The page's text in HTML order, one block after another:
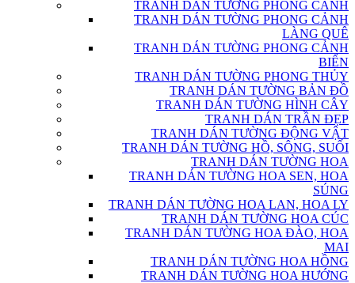
TRANH DÁN TƯỜNG PHONG CẢNH
TRANH DÁN TƯỜNG PHONG CẢNH
LÀNG QUÊ
TRANH DÁN TƯỜNG PHONG CẢNH
BIỂN
TRANH DÁN TƯỜNG PHONG THỦY
TRANH DÁN TƯỜNG BẢN ĐỒ
TRANH DÁN TƯỜNG HÌNH CÂY
TRANH DÁN TRẦN ĐẸP
TRANH DÁN TƯỜNG ĐỘNG VẬT
TRANH DÁN TƯỜNG HỒ, SÔNG, SUỐI
TRANH DÁN TƯỜNG HOA
TRANH DÁN TƯỜNG HOA SEN, HOA
SÚNG
TRANH DÁN TƯỜNG HOA LAN, HOA LY
TRANH DÁN TƯỜNG HOA CÚC
TRANH DÁN TƯỜNG HOA ĐÀO, HOA
MAI
TRANH DÁN TƯỜNG HOA HỒNG
TRANH DÁN TƯỜNG HOA HƯỚNG